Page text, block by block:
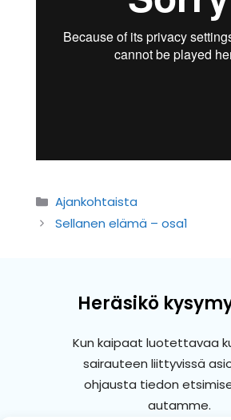
Kategoriat
Ajankohtaista
Sellanen elämä – osa1
Heräsikö
Kun kaipaat luotettavaa
sairauteen liittyvissä
ohjausta tiedon
autamme.